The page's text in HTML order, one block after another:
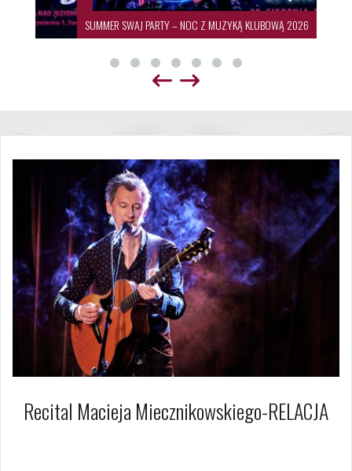
SUMMER SWAJ PARTY – NOC Z MUZYKĄ KLUBOWĄ 2026
Recital Macieja Miecznikowskiego-RELACJA